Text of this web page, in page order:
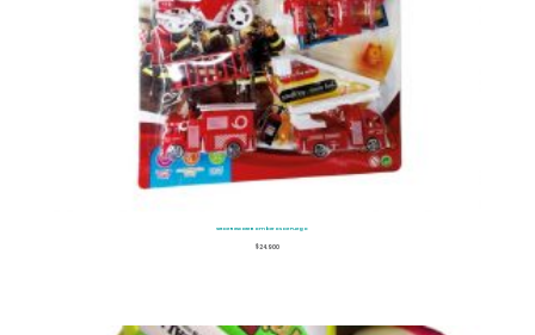
Set De Rescate Bomberos De Fuego
$24.900